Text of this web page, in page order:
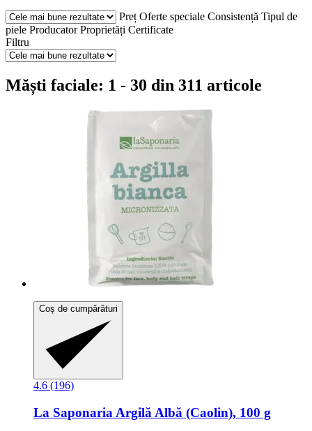
Preț Oferte speciale Consistență Tipul de
piele Producator Proprietăți Certificate
Filtru
Măști faciale: 1 - 30 din 311 articole
Coș de cumpărături
4.6 (196)
La Saponaria Argilă Albă (Caolin), 100 g